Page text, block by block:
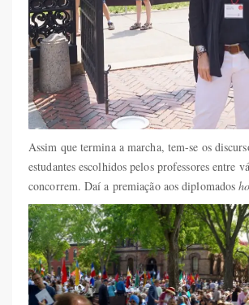
Assim que termina a marcha, tem-se os
estudantes escolhidos pelos professores entre
concorrem. Daí a premiação aos diplomados